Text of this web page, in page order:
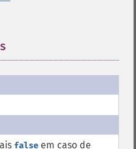
false em caso de